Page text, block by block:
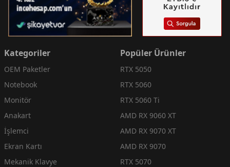
Kategoriler
OEM Paketler
Notebook
Monitör
Anakart
İşlemci
Ekran Kartı
Mekanik Klavye
Popüler Ürünler
RTX 5050
RTX 5060
RTX 5060 Ti
AMD RX 9060 XT
AMD RX 9070 XT
AMD RX 9070
RTX 5070